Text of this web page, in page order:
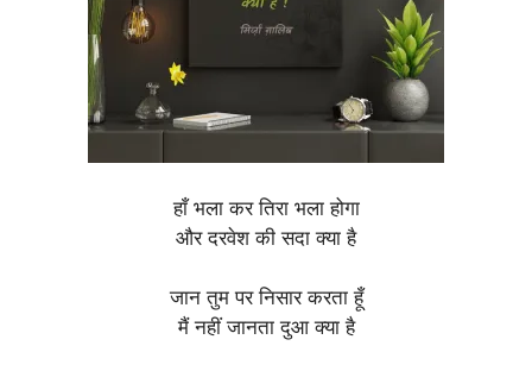
हाँ भला कर तिरा भला होगा
और दरवेश की सदा क्या है
जान तुम पर निसार करता हूँ
मैं नहीं जानता दुआ क्या है